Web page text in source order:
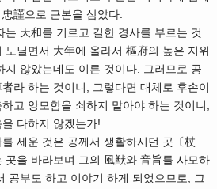
謹으로 근본을 삼았다.
는 天和를 기르고 길한 경사를 부르는 것
노닐면서 大年에 올라서 樞府의 높은 지위
않았는데도 이른 것이다. 그러므로 공
라 하는 것이니, 그렇다면 대체로 후손이
고 앙모함을 쇠하지 말아야 하는 것이니,
다하지 않겠는가!
세운 것은 공께서 생활하시던 곳〔杖
을 바라보며 그의 風猷와 音旨를 사모하
공부도 하고 이야기 하게 되었으므로, 그